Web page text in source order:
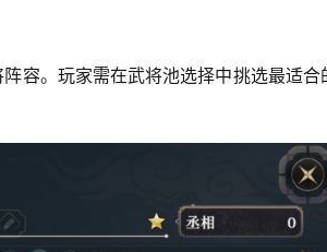
容。玩家需在武将池选择中挑选最适合